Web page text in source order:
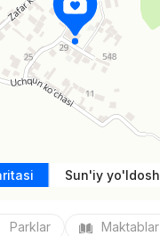
Sun'iy yo'ldosh
Parklar Maktablar